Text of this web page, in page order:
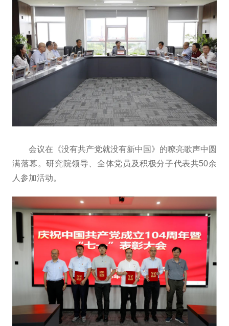
会议在《没有共产党就没有新中国》的嘹亮歌声中圆
满落幕。研究院领导、全体党员及积极分子代表共50余
人参加活动。